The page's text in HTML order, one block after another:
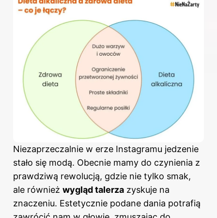
Niezaprzeczalnie w erze Instagramu jedzenie
stało się modą. Obecnie mamy do czynienia z
prawdziwą rewolucją, gdzie nie tylko smak,
ale również wygląd talerza zyskuje na
znaczeniu. Estetycznie podane dania potrafią